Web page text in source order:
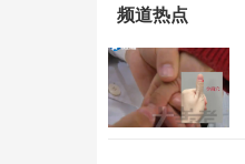
频道热点